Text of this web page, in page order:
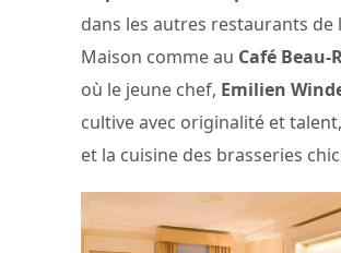
dans les autres restaurants de
Maison comme au Café Beau-
où le jeune chef, Emilien
cultive avec originalité et
et la cuisine des brasseries